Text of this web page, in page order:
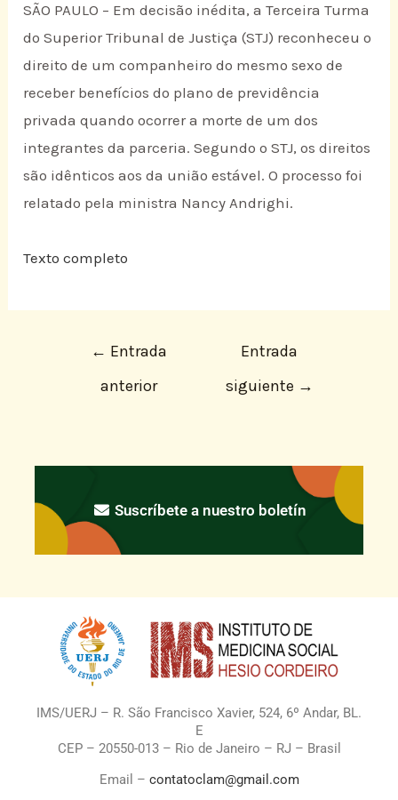
SÃO PAULO – Em decisão inédita, a Terceira Turma
do Superior Tribunal de Justiça (STJ) reconheceu o
direito de um companheiro do mesmo sexo de
receber benefícios do plano de previdência
privada quando ocorrer a morte de um dos
integrantes da parceria. Segundo o STJ, os direitos
são idênticos aos da união estável. O processo foi
relatado pela ministra Nancy Andrighi.
Texto completo
← Entrada
anterior
Entrada
siguiente →
Suscríbete a nuestro boletín
IMS/UERJ – R. São Francisco Xavier, 524, 6º Andar, BL.
E
CEP – 20550-013 – Rio de Janeiro – RJ – Brasil
Email – contatoclam@gmail.com